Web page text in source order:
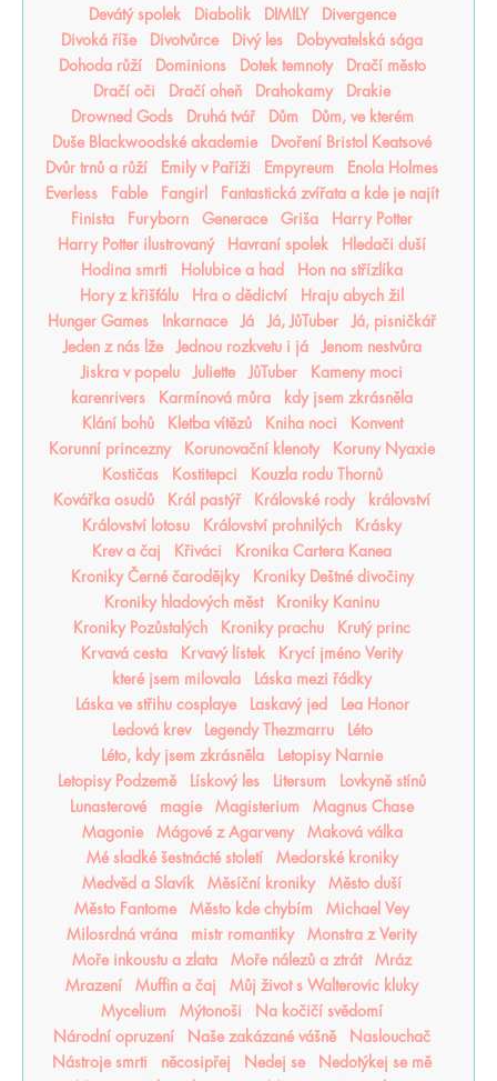
Devátý spolek
Diabolik DIMILY
Divergence
Divoká říše
Divotvůrce Divý les
Dobyvatelská sága
Dohoda růží
Dominions Dotek temnoty
Dračí město
Dračí oči
Dračí oheň Drahokamy
Drakie
Drowned Gods
Druhá tvář Dům
Dům, ve kterém
Duše Blackwoodské akademie
Dvoření Bristol Keatsové
Dvůr trnů a růží
Emily v Paříži Empyreum
Enola Holmes
Everless
Fable Fangirl
Fantastická zvířata a kde je najít
Finista
Furyborn Generace Griša
Harry Potter
Harry Potter ilustrovaný
Havraní spolek
Hledači duší
Hodina smrti
Holubice a had
Hon na střízlíka
Hory z křišťálu
Hra o dědictví
Hraju abych žil
Hunger Games
Inkarnace Já Já, JůTuber
Já, pisničkář
Jeden z nás lže
Jednou rozkvetu i já
Jenom nestvůra
Jiskra v popelu
Juliette JůTuber
Kameny moci
karenrivers
Karmínová můra
kdy jsem zkrásněla
Klání bohů
Kletba vítězů Kniha noci
Konvent
Korunní princezny
Korunovační klenoty
Koruny Nyaxie
Kostičas
Kostitepci
Kouzla rodu Thornů
Kovářka osudů
Král pastýř Královské rody
království
Království lotosu
Království prohnilých
Krásky
Krev a čaj
Křiváci
Kronika Cartera Kanea
Kroniky Černé čarodějky
Kroniky Deštné divočiny
Kroniky hladových měst
Kroniky Kaninu
Kroniky Pozůstalých
Kroniky prachu
Krutý princ
Krvavá cesta
Krvavý lístek
Krycí jméno Verity
které jsem milovala
Láska mezi řádky
Láska ve střihu cosplaye
Laskavý jed
Lea Honor
Ledová krev
Legendy Thezmarru
Léto
Léto, kdy jsem zkrásněla
Letopisy Narnie
Letopisy Podzemě
Lískový les Litersum
Lovkyně stínů
Lunasterové
magie Magisterium
Magnus Chase
Magonie
Mágové z Agarveny
Maková válka
Mé sladké šestnácté století
Medorské kroniky
Medvěd a Slavík
Měsíční kroniky
Město duší
Město Fantome
Město kde chybím
Michael Vey
Milosrdná vrána
mistr romantiky
Monstra z Verity
Moře inkoustu a zlata
Moře nálezů a ztrát
Mráz
Mrazení
Muffin a čaj
Můj život s Walterovic kluky
Mycelium
Mýtonoši
Na kočičí svědomí
Národní opruzení
Naše zakázané vášně
Naslouchač
Nástroje smrti
něcosipřej Nedej se
Nedotýkej se mě